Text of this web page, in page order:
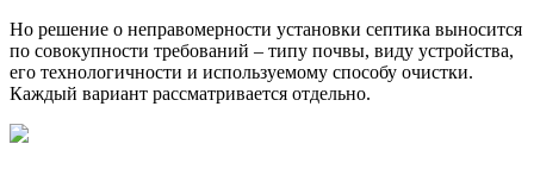
Но решение о неправомерности установки септика выносится
по совокупности требований – типу почвы, виду устройства,
его технологичности и используемому способу очистки.
Каждый вариант рассматривается отдельно.